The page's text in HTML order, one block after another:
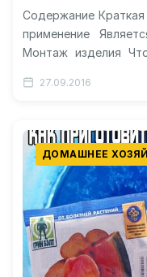
Содержание Краткая
применение
Монтаж изделия
что это…
27.09.2016
ДОМАШНЕЕ